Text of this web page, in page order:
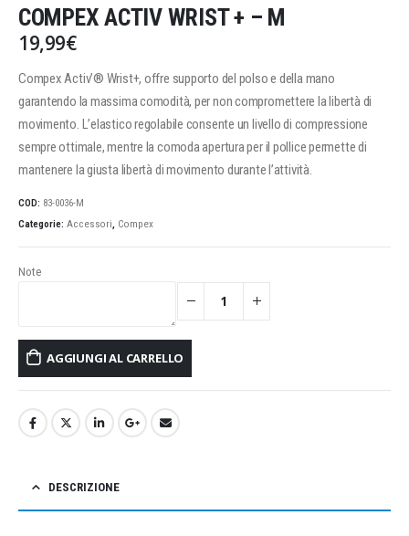
COMPEX ACTIV WRIST + – M
19,99€
Compex Activ’® Wrist+, offre supporto del polso e della mano
garantendo la massima comodità, per non compromettere la libertà di
movimento. L’elastico regolabile consente un livello di compressione
sempre ottimale, mentre la comoda apertura per il pollice permette di
mantenere la giusta libertà di movimento durante l’attività.
COD: 83-0036-M
Categorie: Accessori, Compex
Note
AGGIUNGI AL CARRELLO
DESCRIZIONE